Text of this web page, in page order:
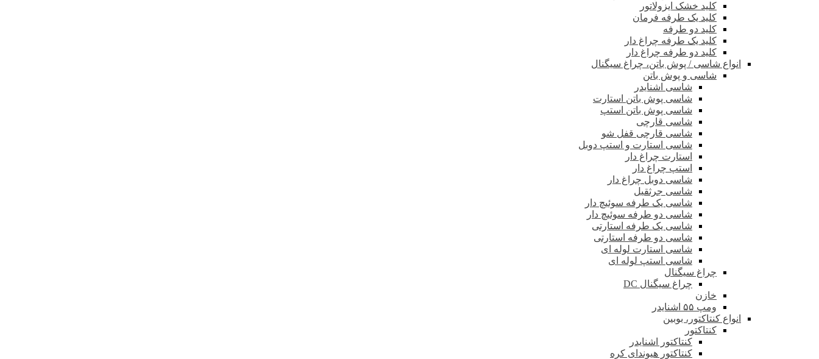
کلید خشک ایزولاتور
کلید یک طرفه فرمان
کلید دو طرفه
کلید یک طرفه چراغ دار
کلید دو طرفه چراغ دار
انواع شاسی / پوش باتن، چراغ سیگنال
شاسی و پوش باتن
شاسی اشنایدر
شاسی پوش باتن استارت
شاسی پوش باتن استپ
شاسی قارچی
شاسی قارچی قفل شو
شاسی استارت و استپ دوبل
استارت چراغ دار
استپ چراغ دار
شاسی دوبل چراغ دار
شاسی جرثقیل
شاسی یک طرفه سوئیچ دار
شاسی دو طرفه سوئیچ دار
شاسی یک طرفه استارتی
شاسی دو طرفه استارتی
شاسی استارت لوله ای
شاسی استپ لوله ای
چراغ سیگنال
چراغ سیگنال DC
خازن
ومپ ۵۵ اشنایدر
انواع کنتاکتور، بوبین
کنتاکتور
کنتاکتور اشنایدر
کنتاکتور هیوندای کره